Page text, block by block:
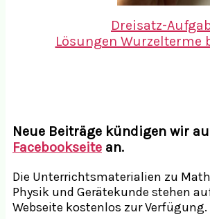
Dreisatz-
Lösungen Wurzelterme
Neue Beiträge kündigen wir
Facebookseite an.
Die Unterrichtsmaterialien zu
Physik und Gerätekunde stehen
Webseite kostenlos zur Verfügung.